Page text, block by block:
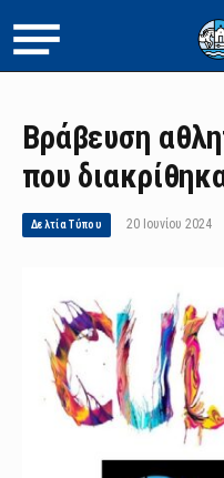
Βράβευση
που
Δελτία Τύπου 20 Ιουνίου 2024